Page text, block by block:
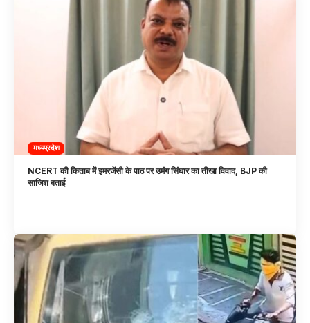
मध्यप्रदेश
NCERT की किताब में इमरजेंसी के पाठ पर उमंग सिंघार का तीखा विवाद, BJP की
साजिश बताई